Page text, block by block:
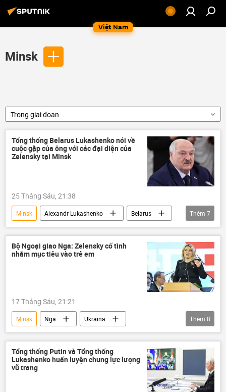
Việt Nam
Minsk
Trong giai đoạn
Tổng thống Belarus Lukashenko nói về
cuộc gặp của ông với các đại diện của
Zelensky tại Minsk
25 Tháng Sáu, 21:38
Minsk Alexandr Lukashenko
Belarus
Nga
Ukraina
Thế giới
Quân đội Ukraina
Kiev
Vladimir Zelensky
Moskva
Thêm 7
Bộ Ngoại giao Nga: Zelensky cố tình
nhắm mục tiêu vào trẻ em
17 Tháng Sáu, 21:21
Minsk Nga
Ukraina
Maria Zakharova
Thế giới
Bộ Ngoại giao Nga
Vladimir Zelensky
Moskva
Quân đội Ukraina
Belarus
Thêm 8
Tổng thống Putin và Tổng thống
Lukashenko huấn luyện chung lực lượng
vũ trang